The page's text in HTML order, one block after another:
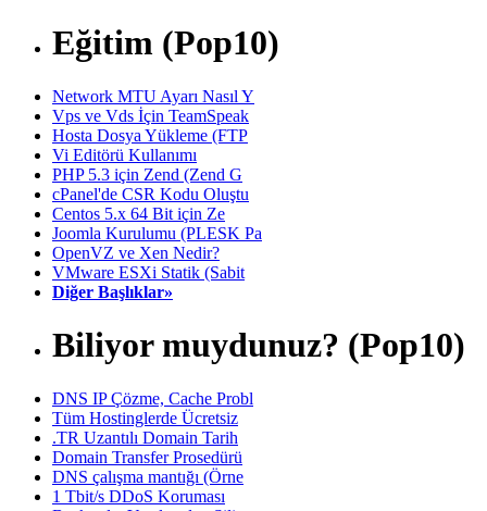
Eğitim (Pop10)
Network MTU Ayarı Nasıl Y
Vps ve Vds İçin TeamSpeak
Hosta Dosya Yükleme (FTP
Vi Editörü Kullanımı
PHP 5.3 için Zend (Zend G
cPanel'de CSR Kodu Oluştu
Centos 5.x 64 Bit için Ze
Joomla Kurulumu (PLESK Pa
OpenVZ ve Xen Nedir?
VMware ESXi Statik (Sabit
Diğer Başlıklar»
Biliyor muydunuz? (Pop10)
DNS IP Çözme, Cache Probl
Tüm Hostinglerde Ücretsiz
.TR Uzantılı Domain Tarih
Domain Transfer Prosedürü
DNS çalışma mantığı (Örne
1 Tbit/s DDoS Koruması